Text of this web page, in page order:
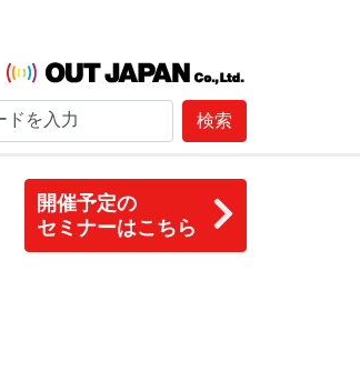
検索
開催予定の
セミナーはこちら